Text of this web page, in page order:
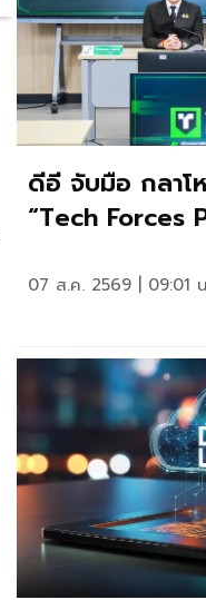
ดีอี จับมือ กลาโ
“Tech Forces
07 ส.ค. 2569 | 09:01